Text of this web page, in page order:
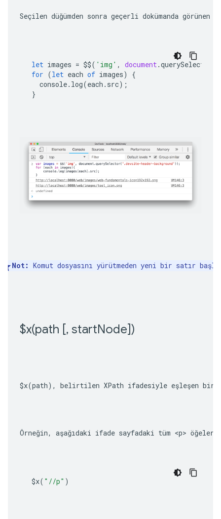
Seçilen düğümden sonra geçerli dokümanda görünen
let images = $$( 'img' , document.querySelector
for (let each of images)
{
console. log(each . src);
}
Not: Komut dosyasını yürütmeden yeni bir satır
$x(path [, startNode])
$x(path) , belirtilen XPath ifadesiyle eşleşen bir
Örneğin, aşağıdaki ifade sayfadaki tüm <p>
$x( "//p" )